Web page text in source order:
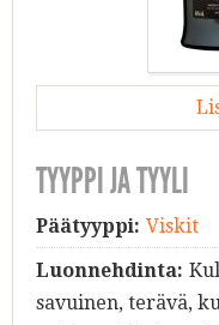
TYYPPI JA TYYLI
Päätyyppi: Viskit
Luonnehdinta:
savuinen, terävä,